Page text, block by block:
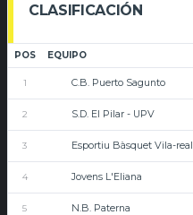
CLASIFICACIÓN
POS EQUIPO
1 C.B. Puerto Sagunto
2 S.D. El Pilar - UPV
3 Esportiu Bàsquet Vila-real
4 Jovens L'Eliana
5 N.B. Paterna